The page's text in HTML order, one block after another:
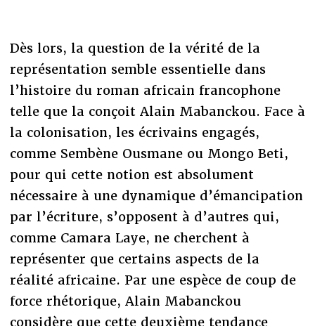
Dès lors, la question de la vérité de la
représentation semble essentielle dans
l’histoire du roman africain francophone
telle que la conçoit Alain Mabanckou. Face à
la colonisation, les écrivains engagés,
comme Sembène Ousmane ou Mongo Beti,
pour qui cette notion est absolument
nécessaire à une dynamique d’émancipation
par l’écriture, s’opposent à d’autres qui,
comme Camara Laye, ne cherchent à
représenter que certains aspects de la
réalité africaine. Par une espèce de coup de
force rhétorique, Alain Mabanckou
considère que cette deuxième tendance